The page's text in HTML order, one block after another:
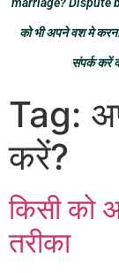
marriage? Dispute
को भी अपने वश मे
संपर्क करें
Tag:
करें?
किसी को
तरीका